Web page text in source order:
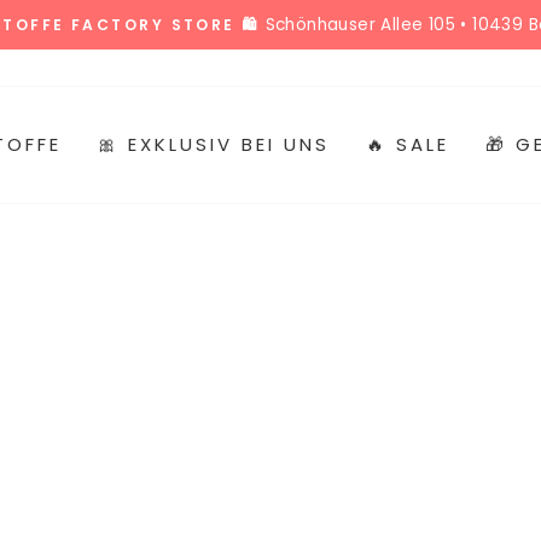
Pause
FACTORY STORE 🛍️ Schönhauser Allee 105 • 10439
🎀 EXKLUSIV BEI UNS 🔥 SALE 🎁